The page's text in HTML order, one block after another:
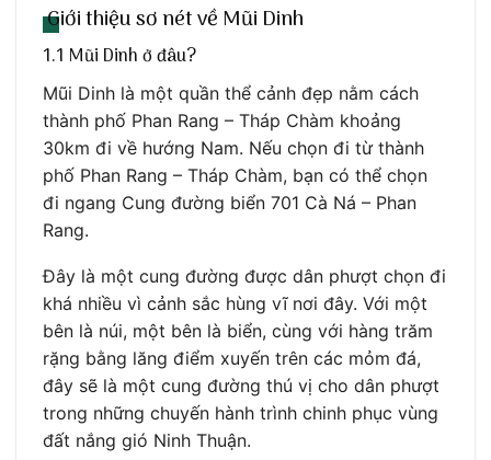
Giới thiệu sơ nét về Mũi Dinh
1.1 Mũi Dinh ở đâu?
Mũi Dinh là một quần thể cảnh đẹp nằm cách
thành phố Phan Rang – Tháp Chàm khoảng
30km đi về hướng Nam. Nếu chọn đi từ thành
phố Phan Rang – Tháp Chàm, bạn có thể chọn
đi ngang Cung đường biển 701 Cà Ná – Phan
Rang.
Đây là một cung đường được dân phượt chọn đi
khá nhiều vì cảnh sắc hùng vĩ nơi đây. Với một
bên là núi, một bên là biển, cùng với hàng trăm
rặng bằng lăng điểm xuyến trên các mỏm đá,
đây sẽ là một cung đường thú vị cho dân phượt
trong những chuyến hành trình chinh phục vùng
đất nắng gió Ninh Thuận.